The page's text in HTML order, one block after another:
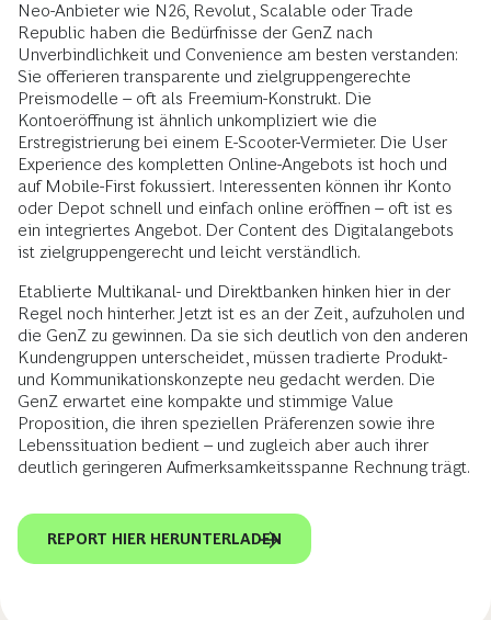
Neo-Anbieter wie N26, Revolut, Scalable oder Trade
Republic haben die Bedürfnisse der GenZ nach
Unverbindlichkeit und Convenience am besten verstanden:
Sie offerieren transparente und zielgruppengerechte
Preismodelle – oft als Freemium-Konstrukt. Die
Kontoeröffnung ist ähnlich unkompliziert wie die
Erstregistrierung bei einem E-Scooter-Vermieter. Die User
Experience des kompletten Online-Angebots ist hoch und
auf Mobile-First fokussiert. Interessenten können ihr Konto
oder Depot schnell und einfach online eröffnen – oft ist es
ein integriertes Angebot. Der Content des Digitalangebots
ist zielgruppengerecht und leicht verständlich.
Etablierte Multikanal- und Direktbanken hinken hier in der
Regel noch hinterher. Jetzt ist es an der Zeit, aufzuholen und
die GenZ zu gewinnen. Da sie sich deutlich von den anderen
Kundengruppen unterscheidet, müssen tradierte Produkt-
und Kommunikationskonzepte neu gedacht werden. Die
GenZ erwartet eine kompakte und stimmige Value
Proposition, die ihren speziellen Präferenzen sowie ihre
Lebenssituation bedient – und zugleich aber auch ihrer
deutlich geringeren Aufmerksamkeitsspanne Rechnung trägt.
REPORT HIER HERUNTERLADEN